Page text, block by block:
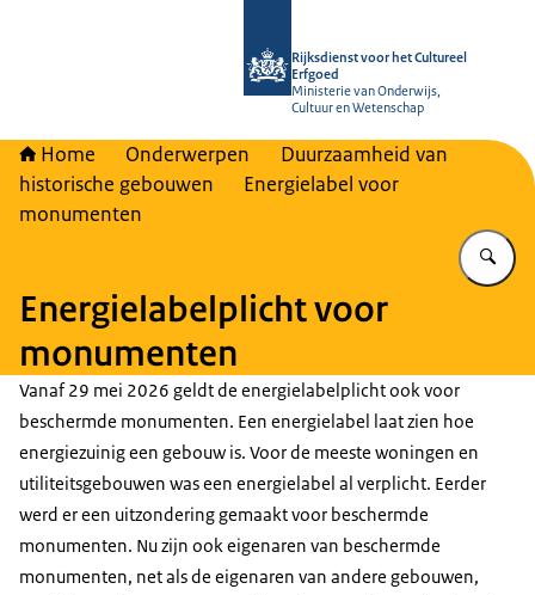
Rijksdienst voor het Cultureel
Erfgoed
Ministerie van Onderwijs,
Cultuur en Wetenschap
Home Onderwerpen
Duurzaamheid van
historische gebouwen
Energielabel voor
monumenten
Energielabelplicht voor
monumenten
Vanaf 29 mei 2026 geldt de energielabelplicht ook voor
beschermde monumenten. Een energielabel laat zien hoe
energiezuinig een gebouw is. Voor de meeste woningen en
utiliteitsgebouwen was een energielabel al verplicht. Eerder
werd er een uitzondering gemaakt voor beschermde
monumenten. Nu zijn ook eigenaren van beschermde
monumenten, net als de eigenaren van andere gebouwen,